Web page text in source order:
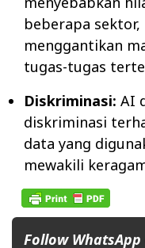
beberapa
menggantikan
tugas-tugas
Diskriminasi: AI
diskriminasi
data yang
mewakili
Follow WhatsApp